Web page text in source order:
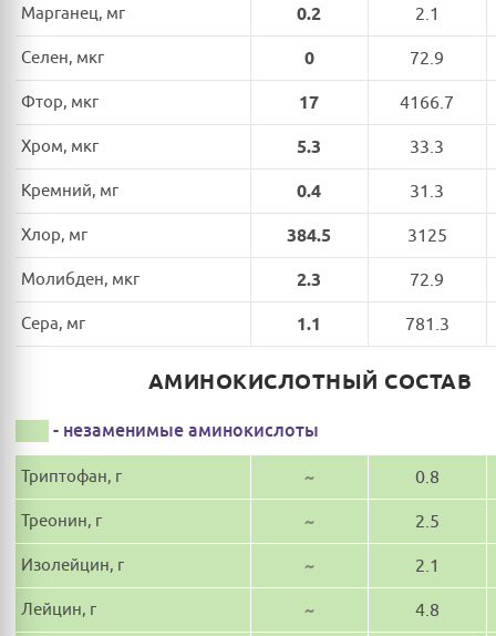
Марганец, мг 0.2 2.1
Селен, мкг 0 72.9
Фтор, мкг 17 4166.7
Хром, мкг 5.3 33.3
Кремний, мг 0.4 31.3
Хлор, мг 384.5 3125
Молибден, мкг 2.3 72.9
Сера, мг 1.1 781.3
АМИНОКИСЛОТНЫЙ СОСТАВ
- незаменимые аминокислоты
Триптофан, г ~ 0.8
Треонин, г ~ 2.5
Изолейцин, г ~ 2.1
Лейцин, г ~ 4.8